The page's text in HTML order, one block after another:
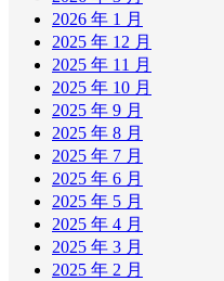
2026 年 1 月
2025 年 12 月
2025 年 11 月
2025 年 10 月
2025 年 9 月
2025 年 8 月
2025 年 7 月
2025 年 6 月
2025 年 5 月
2025 年 4 月
2025 年 3 月
2025 年 2 月